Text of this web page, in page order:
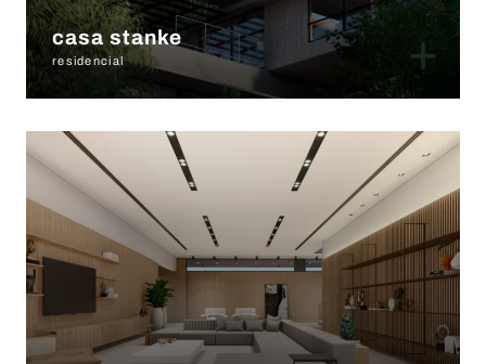
casa stanke
residencial +